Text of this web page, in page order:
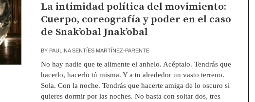
La intimidad política del movimiento:
Cuerpo, coreografía y poder en el caso
de Snak’obal Jnak’obal
BY PAULINA SENTÍES MARTÍNEZ-PARENTE
No hay nadie que te alimente el anhelo. Acéptalo. Tendrás que
hacerlo, hacerlo tú misma. Y a tu alrededor un vasto terreno.
Sola. Con la noche. Tendrás que hacerte amiga de lo oscuro si
quieres dormir por las noches. No basta con soltar dos, tres